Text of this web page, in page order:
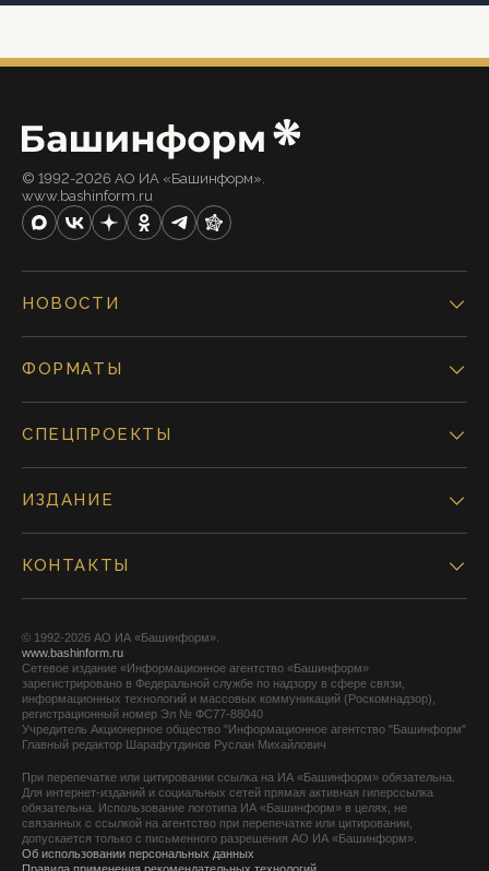
© 1992-2026 АО ИА «Башинформ».
www.bashinform.ru
НОВОСТИ
ФОРМАТЫ
СПЕЦПРОЕКТЫ
ИЗДАНИЕ
КОНТАКТЫ
© 1992-2026 АО ИА «Башинформ».
www.bashinform.ru
Сетевое издание «Информационное агентство «Башинформ»
зарегистрировано в Федеральной службе по надзору в сфере связи,
информационных технологий и массовых коммуникаций (Роскомнадзор),
регистрационный номер Эл № ФС77-88040
Учредитель Акционерное общество "Информационное агентство "Башинформ"
Главный редактор Шарафутдинов Руслан Михайлович
При перепечатке или цитировании ссылка на ИА «Башинформ» обязательна.
Для интернет-изданий и социальных сетей прямая активная гиперссылка
обязательна. Использование логотипа ИА «Башинформ» в целях, не
связанных с ссылкой на агентство при перепечатке или цитировании,
допускается только с письменного разрешения АО ИА «Башинформ».
Об использовании персональных данных